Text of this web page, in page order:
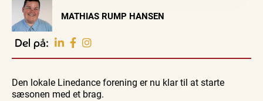
Visit Vendsyssel
EVENTKALENDER
Oplev events i
Vendsyssel
natur og lokale events.
Se events
Skagenpå S. 486
MATHIAS RUMP HANSEN
Del på:
Den lokale Linedance forening er nu klar til at starte
sæsonen med et brag.